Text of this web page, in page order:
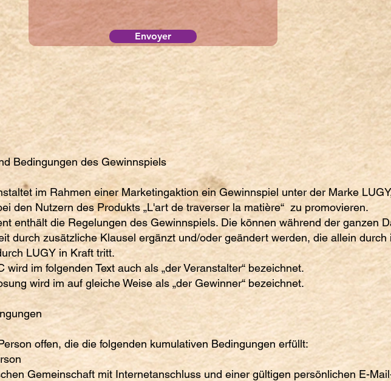
Envoyer
Bedingungen des Gewinnspiels
im Rahmen einer Marketingaktion ein Gewinnspiel unter der Marke
den Nutzern des Produkts „L'art de traverser la matière“ zu promovieren.
enthält die Regelungen des Gewinnspiels. Die können während der ganzen
durch zusätzliche Klausel ergänzt und/oder geändert werden, die allein durch
LUGY in Kraft tritt.
wird im folgenden Text auch als „der Veranstalter“ bezeichnet.
wird im auf gleiche Weise als „der Gewinner“ bezeichnet.
offen, die die folgenden kumulativen Bedingungen erfüllt:
Gemeinschaft mit Internetanschluss und einer gültigen persönlichen E-